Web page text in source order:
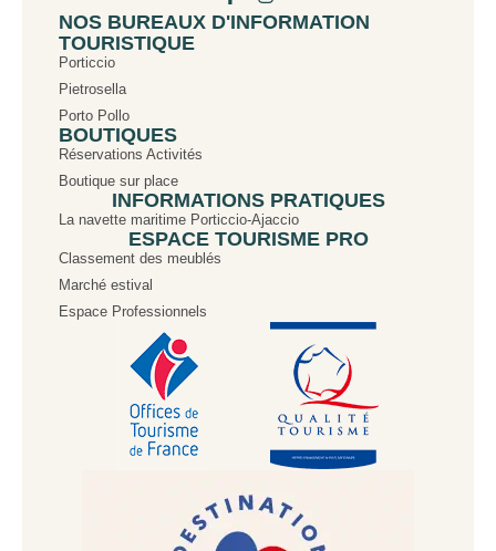
NOS BUREAUX D'INFORMATION
TOURISTIQUE
Porticcio
Pietrosella
Porto Pollo
BOUTIQUES
Réservations Activités
Boutique sur place
INFORMATIONS PRATIQUES
La navette maritime Porticcio-Ajaccio
ESPACE TOURISME PRO
Classement des meublés
Marché estival
Espace Professionnels